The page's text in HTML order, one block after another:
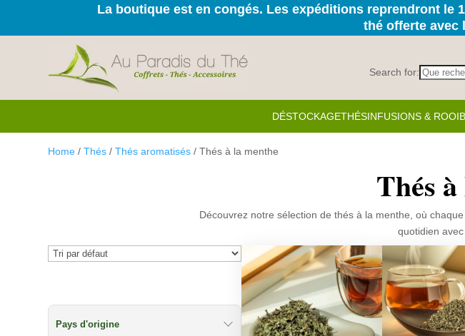
La boutique est en congés. Les expéditions reprendront le
thé offerte avec
Search for:
DÉSTOCKAGETHÉSINFUSIONS &
Home /Thés /Thés aromatisés / Thés à la menthe
Thés
Découvrez notre sélection de thés à la menthe, où
quotidien
Pays d'origine